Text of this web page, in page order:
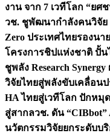
งาน จาก 7 เวทีโลก “ย
วช. ชูพัฒนากำลังคนวิจัย
Zero ประเทศไทยรองนา
โครงการชิปแห่งชาติ ปั้น
ชูพลัง Research
วิจัยไทยสู่พลังขับเคลื่อนป
HA ไทยสู่เวทีโลก ปักหมุ
สู่สากลวช. ดัน
นวัตกรรมวิจัยยกระดับบ